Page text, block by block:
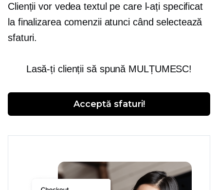
Clienții vor vedea textul pe care l-ați specificat
la finalizarea comenzii atunci când selectează
sfaturi.
Lasă-ți clienții să spună MULȚUMESC!
Acceptă sfaturi!